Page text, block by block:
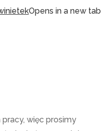
Opens in a new tab
więc prosimy